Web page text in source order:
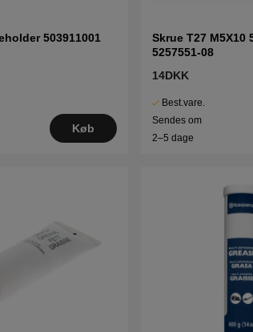
503911001
Køb
Skrue T27 M5X10
5257551-08
14DKK
Best.vare.
Sendes om
2–5 dage